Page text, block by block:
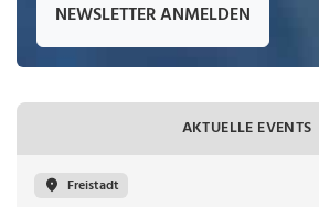
NEWSLETTER ANMELDEN
AKTUELLE EVENTS
Freistadt